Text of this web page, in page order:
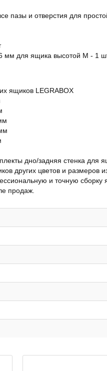
пазы и отверстия для
мм для ящика высотой М - 1
ящиков LEGRABOX
дно/задняя стенка для
других цветов и размеров
и точную сборку
продаж.